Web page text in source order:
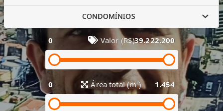
CONDOMÍNIOS
0 Valor (R$)39.222.200
0 Área total (m²) 1.454